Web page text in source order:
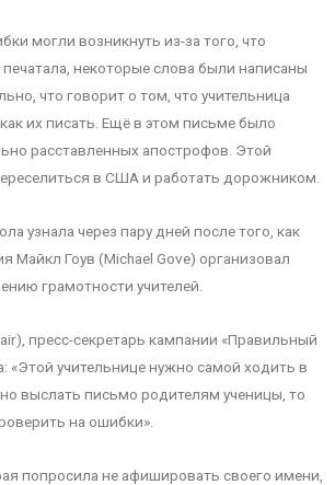
могли возникнуть из-за того, что
некоторые слова были написаны
что говорит о том, что учительница
их писать. Ещё в этом письме было
расставленных апострофов. Этой
в США и работать дорожником.
узнала через пару дней после того, как
Майкл Гоув (Michael Gove) организовал
грамотности учителей.
пресс-секретарь кампании «Правильный
«Этой учительнице нужно самой ходить в
выслать письмо родителям ученицы, то
на ошибки».
попросила не афишировать своего имени,